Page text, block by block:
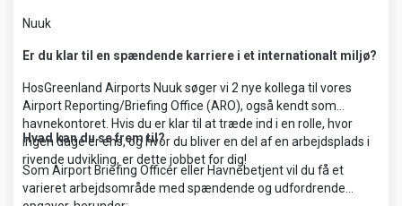
Nuuk
Er du klar til en spændende karriere i et internationalt miljø?
HosGreenland Airports Nuuk søger vi 2 nye kollega til vores
Airport Reporting/Briefing Office (ARO), også kendt som
havnekontoret. Hvis du er klar til at træde ind i en rolle, hvor
ingen dage er ens, og hvor du bliver en del af en arbejdsplads i
rivende udvikling, er dette jobbet for dig!
Hvad kan du se frem til?
Som Airport Briefing Officer eller Havnebetjent vil du få et
varieret arbejdsområde med spændende og udfordrende